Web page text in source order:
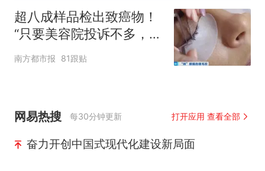
超八成样品检出致癌物！
“只要美容院投诉不多，店
家就不会更换产品”
南方都市报 81跟贴
网易热搜 每30分钟更新 打开应用 查看全部
奋力开创中国式现代化建设新局面